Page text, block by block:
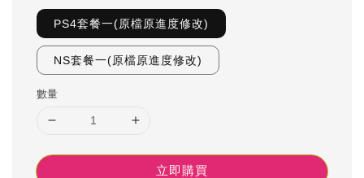
PS4套餐一(原檔原進度修改)
NS套餐一(原檔原進度修改)
數量
立即購買